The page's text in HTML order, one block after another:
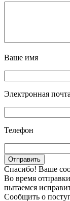
Ваше имя
Электронная почта
Телефон
Спасибо! Ваше
Во время
пытаемся
Сообщить о